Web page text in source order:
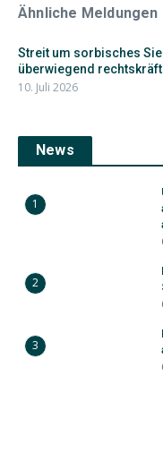
Ähnliche Meldungen
Streit um sorbisches
überwiegend
10. Juli 2026
News
1
2
3